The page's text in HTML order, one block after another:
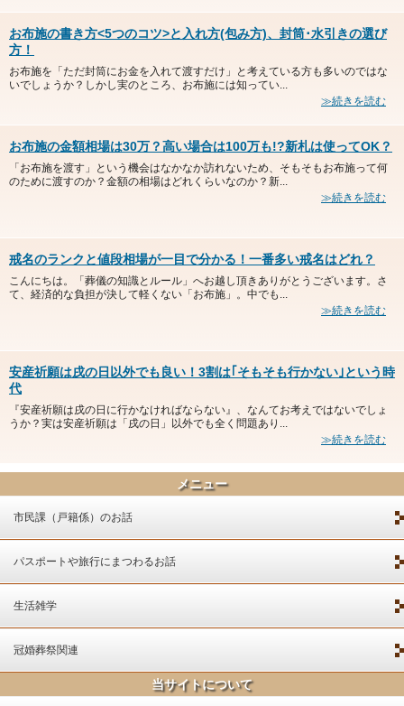
お布施の書き方<5つのコツ>と入れ方(包み方)、封筒･水引きの選び
方！
お布施を「ただ封筒にお金を入れて渡すだけ」と考えている方も多いのではな
いでしょうか？しかし実のところ、お布施には知ってい...
≫続きを読む
お布施の金額相場は30万？高い場合は100万も!?新札は使ってOK？
「お布施を渡す」という機会はなかなか訪れないため、そもそもお布施って何
のために渡すのか？金額の相場はどれくらいなのか？新...
≫続きを読む
戒名のランクと値段相場が一目で分かる！一番多い戒名はどれ？
こんにちは。「葬儀の知識とルール」へお越し頂きありがとうございます。さ
て、経済的な負担が決して軽くない「お布施」。中でも...
≫続きを読む
安産祈願は戌の日以外でも良い！3割は｢そもそも行かない｣という時
代
『安産祈願は戌の日に行かなければならない』、なんてお考えではないでしょ
うか？実は安産祈願は「戌の日」以外でも全く問題あり...
≫続きを読む
メニュー
市民課（戸籍係）のお話
パスポートや旅行にまつわるお話
生活雑学
冠婚葬祭関連
当サイトについて